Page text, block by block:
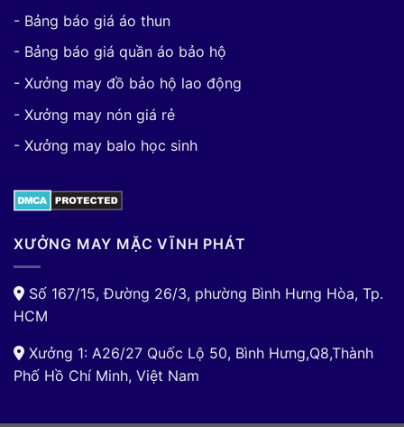
- Bảng báo giá áo thun
- Bảng báo giá quần áo bảo hộ
- Xưởng may đồ bảo hộ lao động
- Xưởng may nón giá rẻ
- Xưởng may balo học sinh
XƯỞNG MAY MẶC VĨNH PHÁT
Số 167/15, Đường 26/3, phường Bình Hưng Hòa, Tp.
HCM
Xưởng 1: A26/27 Quốc Lộ 50, Bình Hưng,Q8,Thành
Phố Hồ Chí Minh, Việt Nam